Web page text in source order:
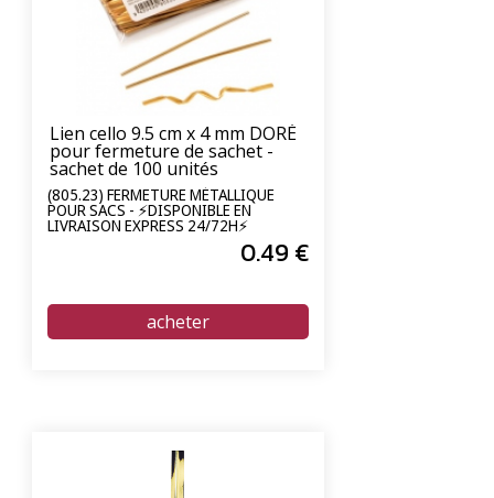
Lien cello 9.5 cm x 4 mm DORÉ
pour fermeture de sachet -
sachet de 100 unités
(805.23) FERMETURE MÉTALLIQUE
POUR SACS - ⚡DISPONIBLE EN
LIVRAISON EXPRESS 24/72H⚡
0.49 €